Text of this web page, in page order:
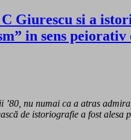
Giurescu si a
in sens
nu numai ca a atras
de istoriografie a fost